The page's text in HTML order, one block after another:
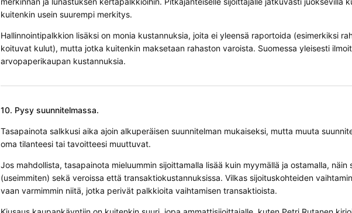
kuitenkin usein suurempi merkitys.
Hallinnointipalkkion lisäksi on monia kustannuksia, joita ei yleensä raportoida (esimerkiksi
koituvat kulut), mutta jotka kuitenkin maksetaan rahaston varoista. Suomessa yleisesti
arvopaperikaupan kustannuksia.
10. Pysy suunnitelmassa.
Tasapainota salkkusi aika ajoin alkuperäisen suunnitelman mukaiseksi, mutta muuta
oma tilanteesi tai tavoitteesi muuttuvat.
Jos mahdollista, tasapainota mieluummin sijoittamalla lisää kuin myymällä ja ostamalla, näin
(useimmiten) sekä veroissa että transaktiokustannuksissa. Vilkas sijoituskohteiden
vaan varmimmin niitä, jotka perivät palkkioita vaihtamisen transaktioista.